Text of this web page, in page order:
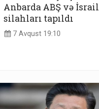
Anbarda ABŞ və İsrail
silahları tapıldı
7 Avqust 19:10